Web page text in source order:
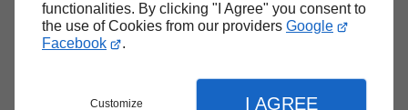
functionalities. By clicking "I Agree" you consent to
the use of Cookies from our providers Google
Facebook
.
Customize I AGREE